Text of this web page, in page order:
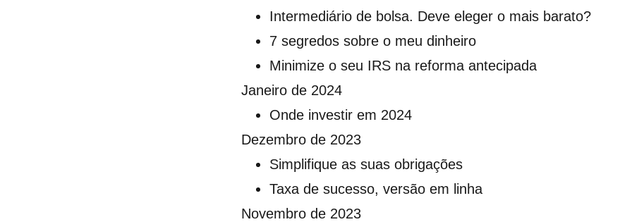
Intermediário de bolsa. Deve eleger o mais barato?
7 segredos sobre o meu dinheiro
Minimize o seu IRS na reforma antecipada
Janeiro de 2024
Onde investir em 2024
Dezembro de 2023
Simplifique as suas obrigações
Taxa de sucesso, versão em linha
Novembro de 2023